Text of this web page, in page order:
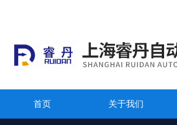
首页 关于我们